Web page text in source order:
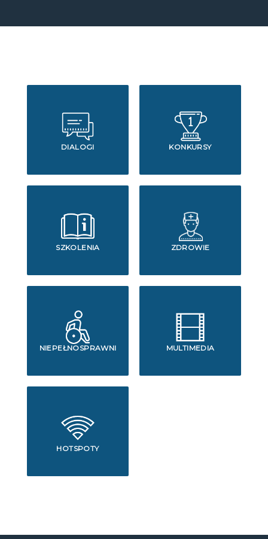
DIALOGI KONKURSY
SZKOLENIA ZDROWIE
NIEPEŁNOSPRAWNI MULTIMEDIA
HOTSPOTY